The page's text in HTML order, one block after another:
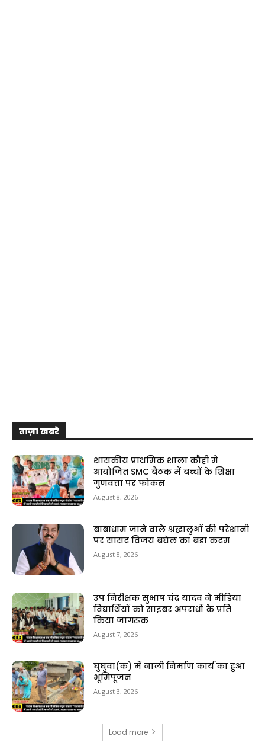
ताज़ा खबरे
शासकीय प्राथमिक शाला कौही में
आयोजित SMC बैठक में बच्चों के शिक्षा
गुणवत्ता पर फोकस
August 8, 2026
बाबाधाम जाने वाले श्रद्धालुओं की परेशानी
पर सांसद विजय बघेल का बड़ा कदम
August 8, 2026
उप निरीक्षक सुभाष चंद्र यादव ने मीडिया
विद्यार्थियों को साइबर अपराधों के प्रति
किया जागरूक
August 7, 2026
घुघुवा(क) में नाली निर्माण कार्य का हुआ
भूमिपूजन
August 3, 2026
Load more